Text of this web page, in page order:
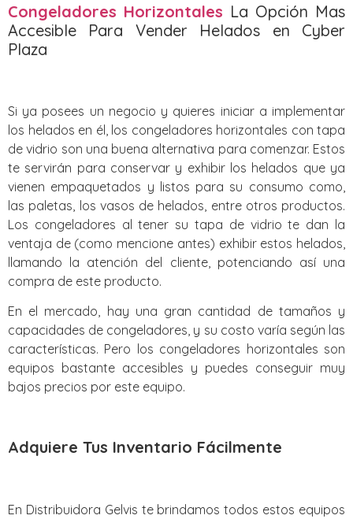
Congeladores Horizontales La Opción Mas
Accesible Para Vender Helados en Cyber
Plaza
Si ya posees un negocio y quieres iniciar a implementar
los helados en él, los congeladores horizontales con tapa
de vidrio son una buena alternativa para comenzar. Estos
te servirán para conservar y exhibir los helados que ya
vienen empaquetados y listos para su consumo como,
las paletas, los vasos de helados, entre otros productos.
Los congeladores al tener su tapa de vidrio te dan la
ventaja de (como mencione antes) exhibir estos helados,
llamando la atención del cliente, potenciando así una
compra de este producto.
En el mercado, hay una gran cantidad de tamaños y
capacidades de congeladores, y su costo varía según las
características. Pero los congeladores horizontales son
equipos bastante accesibles y puedes conseguir muy
bajos precios por este equipo.
Adquiere Tus Inventario Fácilmente
En Distribuidora Gelvis te brindamos todos estos equipos